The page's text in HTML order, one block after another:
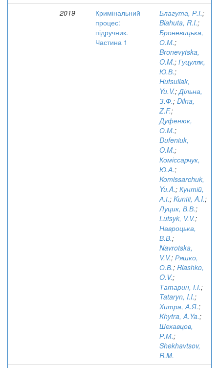
2019
Кримінальний
процес:
підручник.
Частина 1
Благута, Р.І.;
Blahuta, R.I.;
Броневицька,
О.М.;
Bronevytska,
O.M.; Гуцуляк,
Ю.В.;
Hutsuliak,
Yu.V.;Дільна,
З.Ф.; Dilna,
Z.F.;
Дуфенюк,
О.М.;
Dufeniuk,
O.M.;
Коміссарчук,
Ю.А.;
Komissarchuk,
Yu.A.; Кунтій,
А.І.; Kuntii, A.I.;
Луцик, В.В.;
Lutsyk, V.V.;
Навроцька,
В.В.;
Navrotska,
V.V.; Ряшко,
О.В.; Riashko,
O.V.;
Татарин, І.І.;
Tataryn, I.I.;
Хитра, А.Я.;
Khytra, A.Ya.;
Шехавцов,
Р.М.;
Shekhavtsov,
R.M.